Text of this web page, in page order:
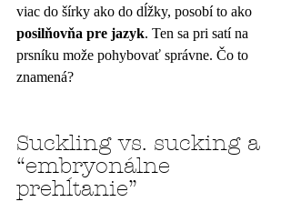
viac do šírky ako do dĺžky, posobí to ako
posilňovňa pre jazyk. Ten sa pri satí na
prsníku može pohybovať správne. Čo to
znamená?
Suckling vs. sucking a
“embryonálne
prehĺtanie”